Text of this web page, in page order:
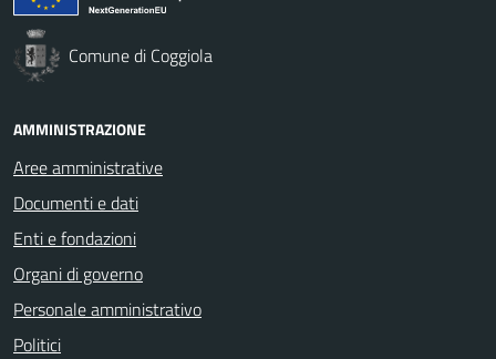
Comune di Coggiola
AMMINISTRAZIONE
Aree amministrative
Documenti e dati
Enti e fondazioni
Organi di governo
Personale amministrativo
Politici